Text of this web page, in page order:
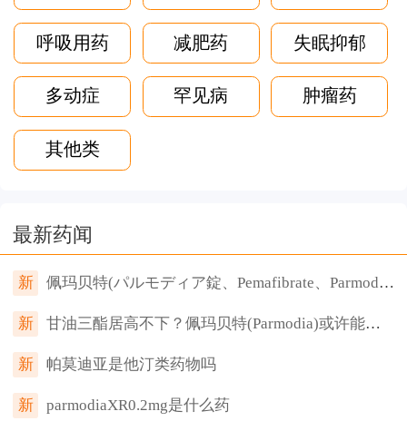
呼吸用药 减肥药 失眠抑郁
多动症 罕见病 肿瘤药
其他类
最新药闻
新 佩玛贝特(パルモディア錠、Pemafibrate、Parmodia)！药师为你深度解析这款“降脂利器”
新 甘油三酯居高不下？佩玛贝特(Parmodia)或许能帮你摆脱困境
新 帕莫迪亚是他汀类药物吗
新 parmodiaXR0.2mg是什么药